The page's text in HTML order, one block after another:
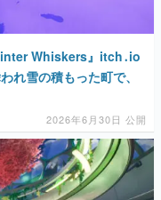
Whiskers』itch․io
れ雪の積もった町で、
2026年6月30日 公開